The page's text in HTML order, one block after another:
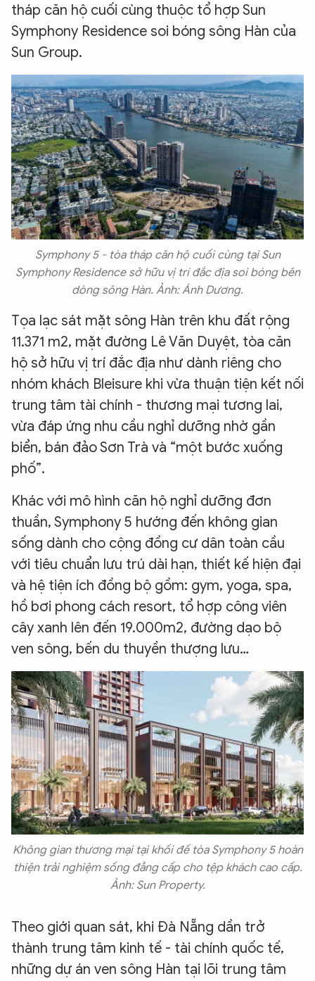
tháp căn hộ cuối cùng thuộc tổ hợp Sun
Symphony Residence soi bóng sông Hàn của
Sun Group.
Symphony 5 - tòa tháp căn hộ cuối cùng tại Sun
Symphony Residence sở hữu vị trí đắc địa soi bóng bên
dòng sông Hàn. Ảnh: Ánh Dương.
Tọa lạc sát mặt sông Hàn trên khu đất rộng
11.371 m2, mặt đường Lê Văn Duyệt, tòa căn
hộ sở hữu vị trí đắc địa như dành riêng cho
nhóm khách Bleisure khi vừa thuận tiện kết nối
trung tâm tài chính - thương mại tương lai,
vừa đáp ứng nhu cầu nghỉ dưỡng nhờ gần
biển, bán đảo Sơn Trà và “một bước xuống
phố”.
Khác với mô hình căn hộ nghỉ dưỡng đơn
thuần, Symphony 5 hướng đến không gian
sống dành cho cộng đồng cư dân toàn cầu
với tiêu chuẩn lưu trú dài hạn, thiết kế hiện đại
và hệ tiện ích đồng bộ gồm: gym, yoga, spa,
hồ bơi phong cách resort, tổ hợp công viên
cây xanh lên đến 19.000m2, đường dạo bộ
ven sông, bến du thuyền thượng lưu…
Không gian thương mại tại khối đế tòa Symphony 5 hoàn
thiện trải nghiệm sống đẳng cấp cho tệp khách cao cấp.
Ảnh: Sun Property.
Theo giới quan sát, khi Đà Nẵng dần trở
thành trung tâm kinh tế - tài chính quốc tế,
những dự án ven sông Hàn tại lõi trung tâm
XIN CHÀO,
TÔI LÀ CHATBOT CỦA
Hãy hỏi tôi bất kỳ điều gì bạn cần biết về
An Ninh Thủ Đô nhé. Tôi sẵn sàng hỗ trợ!